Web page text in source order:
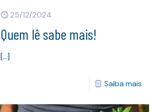
25/12/2024
Quem lê sabe mais!
[…]
Saiba mais